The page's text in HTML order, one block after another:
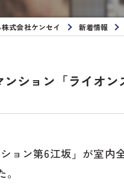
式会社ケンセイ 新着情報
ション「ライオ
ン第6江坂」が室内